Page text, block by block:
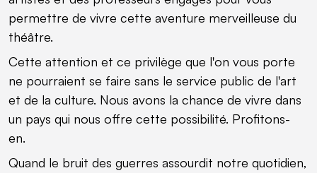
permettre de vivre cette aventure merveilleuse du
théâtre.
Cette attention et ce privilège que l'on vous porte
ne pourraient se faire sans le service public de l'art
et de la culture. Nous avons la chance de vivre dans
un pays qui nous offre cette possibilité. Profitons-
en.
Quand le bruit des guerres assourdit notre quotidien,